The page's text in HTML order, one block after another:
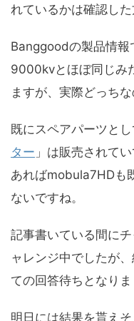
れているかは確認した
Banggoodの製品情
9000kvとほぼ同じみ
ますが、実際どっち
既にスペアパーツとし
ター 」は販売されて
あればmobula7HDも
ないですね。
記事書いている間に
ャレンジ中でしたが
ての回答待ちとなりま
明日には結果を貰え